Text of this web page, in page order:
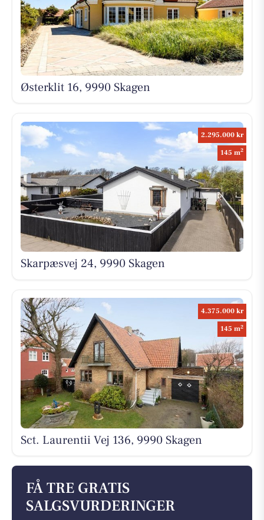
Østerklit 16, 9990 Skagen
2.295.000 kr
145 m2
Skarpæsvej 24, 9990 Skagen
4.375.000 kr
145 m2
Sct. Laurentii Vej 136, 9990 Skagen
FÅ TRE GRATIS
SALGSVURDERINGER